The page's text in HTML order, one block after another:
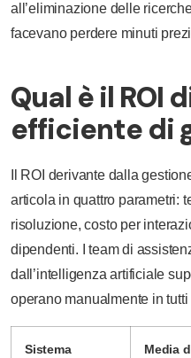
all’eliminazione delle
facevano perdere minuti
Qual è il ROI
efficiente di
Il ROI derivante dalla
articola in quattro parametri:
risoluzione, costo per
dipendenti. I team di
dall’intelligenza artificiale
operano manualmente in
Sistema
Media